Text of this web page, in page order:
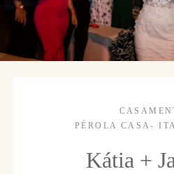
PÉROLA CASA-
Kátia +